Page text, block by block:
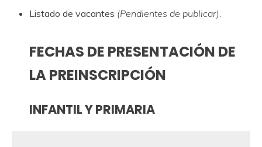
Listado de vacantes (Pendientes de publicar).
FECHAS DE PRESENTACIÓN DE
LA PREINSCRIPCIÓN
INFANTIL Y PRIMARIA